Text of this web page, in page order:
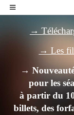
→
→ Les
→
pour les
à partir du
billets, des